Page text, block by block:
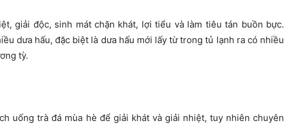
giải độc, sinh mát chặn khát, lợi tiểu và làm tiêu tán buồn bực.
dưa hấu, đặc biệt là dưa hấu mới lấy từ trong tủ lạnh ra có nhiều
tỳ.
uống trà đá mùa hè để giải khát và giải nhiệt, tuy nhiên chuyên